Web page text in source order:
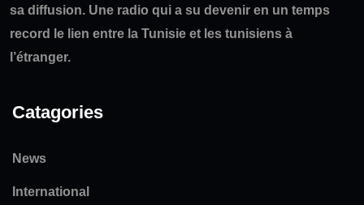
sa diffusion. Une radio qui a su devenir en un temps
record le lien entre la Tunisie et les tunisiens à
l’étranger.
Catagories
News
International